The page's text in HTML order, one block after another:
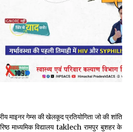
2026
नरेंद्र मोदी के विदेश दौरों पर 557 करोड़ खर्च, सरकार ने
2026
अभयारण्य में फिर दिखा जंगलों का ‘खामोश पहरेदार’, दुर्लभ
2026
माइनर गेम्स की खेलकूद प्रतियोगिता जो की शांति
माध्यमिक विद्यालय taklech रामपुर बुशहर के